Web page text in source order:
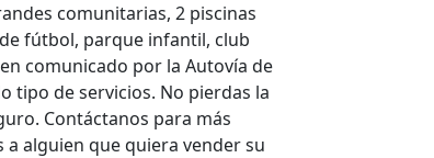
comunitarias, 2 piscinas
fútbol, parque infantil, club
comunicado por la Autovía de
tipo de servicios. No pierdas la
Contáctanos para más
alguien que quiera vender su